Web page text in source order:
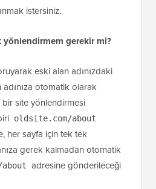
istersiniz.
yönlendirmem gerekir mi?
eski alan adınızdaki
adınıza otomatik olarak
site yönlendirmesi
oldsite.com/about
her sayfa için tek tek
gerek kalmadan otomatik
adresine gönderileceği